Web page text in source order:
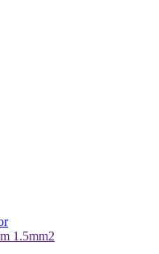
1.5mm2